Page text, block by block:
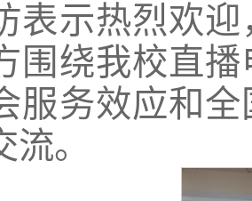
表示热烈欢
围绕我校直
服务效应和
。